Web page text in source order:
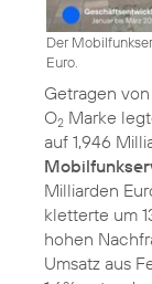
Der
Euro.
Getragen
O2 Marke
auf 1,946
Milliarden
kletterte um
hohen
Umsatz aus